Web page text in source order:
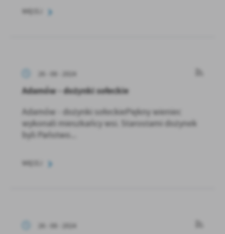
26 - 08 - 2024
Adamów - dożynki sołeckie
Adamów - dożynki sołeckiePiękny wieniec
wykonali mieszkańcy wsi. Starostami dożynek
byli Państwo...
26 - 08 - 2024